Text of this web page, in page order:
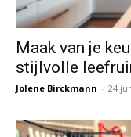
Maak van je
stijlvolle
Jolene Birckmann - 24